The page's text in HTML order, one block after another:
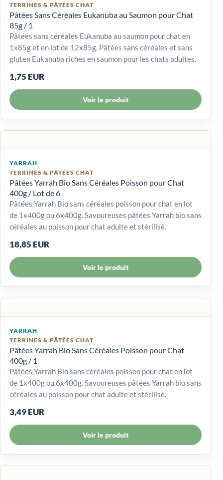
TERRINES & PÂTÉES CHAT
Pâtées Sans Céréales Eukanuba au Saumon pour Chat
85g / 1
Pâtées sans céréales Eukanuba au saumon pour chat en
1x85g et en lot de 12x85g. Pâtées sans céréales et sans
gluten Eukanuba riches en saumon pour les chats adultes.
1,75 EUR
Voir le produit
YARRAH
TERRINES & PÂTÉES CHAT
Pâtées Yarrah Bio Sans Céréales Poisson pour Chat
400g / Lot de 6
Pâtées Yarrah Bio sans céréales poisson pour chat en lot
de 1x400g ou 6x400g. Savoureuses pâtées Yarrah bio sans
céréales au poisson pour chat adulte et stérilisé.
18,85 EUR
Voir le produit
YARRAH
TERRINES & PÂTÉES CHAT
Pâtées Yarrah Bio Sans Céréales Poisson pour Chat
400g / 1
Pâtées Yarrah Bio sans céréales poisson pour chat en lot
de 1x400g ou 6x400g. Savoureuses pâtées Yarrah bio sans
céréales au poisson pour chat adulte et stérilisé.
3,49 EUR
Voir le produit